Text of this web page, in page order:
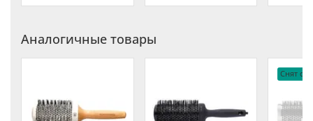
Аналогичные товары
Снят с